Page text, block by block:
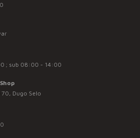
; sub 08:00 - 14:00
Dugo Selo